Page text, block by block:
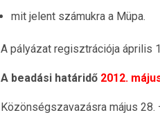
mit jelent számukra a Müpa.
A pályázat regisztrációja április
A beadási határidő 2012.
Közönségszavazásra május